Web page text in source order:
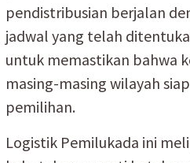
pendistribusian berjalan
jadwal yang telah
untuk memastikan bahwa
masing-masing wilayah
pemilihan.
Logistik Pemilukada ini